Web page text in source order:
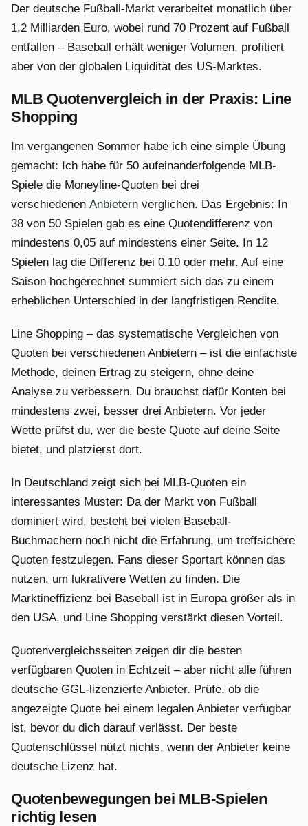
Der deutsche Fußball-Markt verarbeitet monatlich über
1,2 Milliarden Euro, wobei rund 70 Prozent auf Fußball
entfallen – Baseball erhält weniger Volumen, profitiert
aber von der globalen Liquidität des US-Marktes.
MLB Quotenvergleich in der Praxis: Line
Shopping
Im vergangenen Sommer habe ich eine simple Übung
gemacht: Ich habe für 50 aufeinanderfolgende MLB-
Spiele die Moneyline-Quoten bei drei
verschiedenen Anbietern verglichen. Das Ergebnis: In
38 von 50 Spielen gab es eine Quotendifferenz von
mindestens 0,05 auf mindestens einer Seite. In 12
Spielen lag die Differenz bei 0,10 oder mehr. Auf eine
Saison hochgerechnet summiert sich das zu einem
erheblichen Unterschied in der langfristigen Rendite.
Line Shopping – das systematische Vergleichen von
Quoten bei verschiedenen Anbietern – ist die einfachste
Methode, deinen Ertrag zu steigern, ohne deine
Analyse zu verbessern. Du brauchst dafür Konten bei
mindestens zwei, besser drei Anbietern. Vor jeder
Wette prüfst du, wer die beste Quote auf deine Seite
bietet, und platzierst dort.
In Deutschland zeigt sich bei MLB-Quoten ein
interessantes Muster: Da der Markt von Fußball
dominiert wird, besteht bei vielen Baseball-
Buchmachern noch nicht die Erfahrung, um treffsichere
Quoten festzulegen. Fans dieser Sportart können das
nutzen, um lukrativere Wetten zu finden. Die
Marktineffizienz bei Baseball ist in Europa größer als in
den USA, und Line Shopping verstärkt diesen Vorteil.
Quotenvergleichsseiten zeigen dir die besten
verfügbaren Quoten in Echtzeit – aber nicht alle führen
deutsche GGL-lizenzierte Anbieter. Prüfe, ob die
angezeigte Quote bei einem legalen Anbieter verfügbar
ist, bevor du dich darauf verlässt. Der beste
Quotenschlüssel nützt nichts, wenn der Anbieter keine
deutsche Lizenz hat.
Quotenbewegungen bei MLB-Spielen
richtig lesen